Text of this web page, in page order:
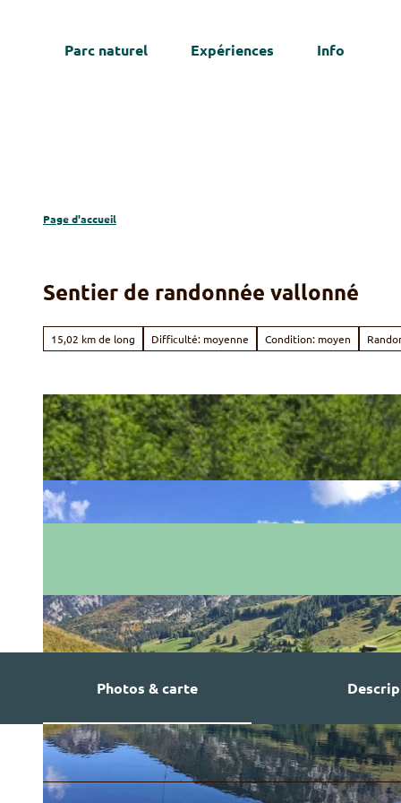
Parc naturel Expériences Info
Page d'accueil
Sentier de randonnée vallonné
15,02 km de long Difficulté: moyenne Condition: moyen
Photos & carte